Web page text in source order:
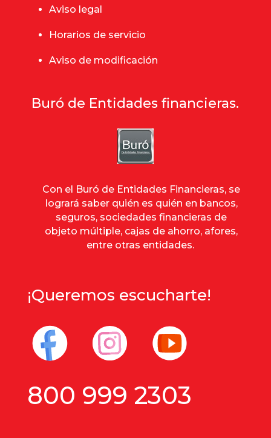
Aviso legal
Horarios de servicio
Aviso de modificación
Buró de Entidades financieras.
Con el Buró de Entidades Financieras, se
logrará saber quién es quién en bancos,
seguros, sociedades financieras de
objeto múltiple, cajas de ahorro, afores,
entre otras entidades.
¡Queremos escucharte!
800 999 2303